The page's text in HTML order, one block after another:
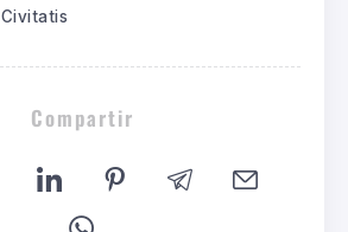
Civitatis
Compartir